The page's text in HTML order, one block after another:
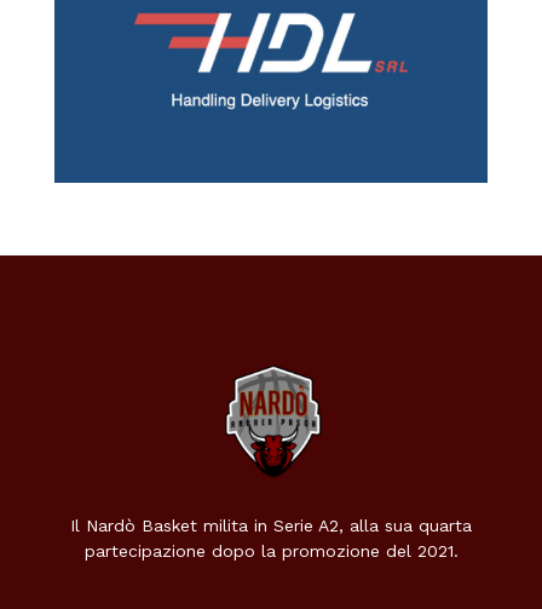
Il Nardò Basket milita in Serie A2, alla sua quarta
partecipazione dopo la promozione del 2021.